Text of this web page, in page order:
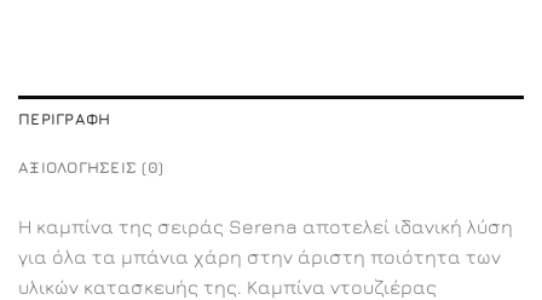
ΠΕΡΙΓΡΑΦΉ
ΑΞΙΟΛΟΓΉΣΕΙΣ (0)
Η καμπίνα της σειράς Serena αποτελεί ιδανική λύση
για όλα τα μπάνια χάρη στην άριστη ποιότητα των
υλικών κατασκευής της. Καμπίνα ντουζιέρας